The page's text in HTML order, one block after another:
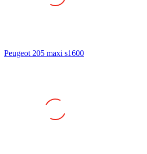
Peugeot 205 maxi s1600